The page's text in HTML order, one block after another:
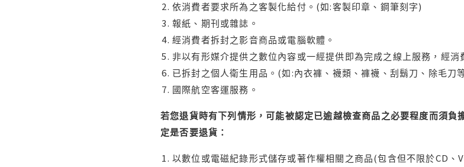
依消費者要求所為之客製化給付。(如:客製印章、鋼筆刻字)
報紙、期刊或雜誌。
經消費者拆封之影音商品或電腦軟體。
非以有形媒介提供之數位內容或一經提供即為完成之線上服務，經
已拆封之個人衛生用品。(如:內衣褲、襪類、褲襪、刮鬍刀、除毛刀
國際航空客運服務。
若您退貨時有下列情形，可能被認定已逾越檢查商品之必要程度而須
定是否要退貨：
以數位或電磁紀錄形式儲存或著作權相關之商品(包含但不限於CD